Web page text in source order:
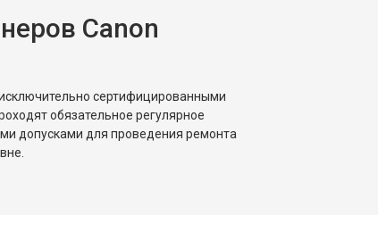
Canon
сертифицированными
обязательное регулярное
допусками для проведения ремонта